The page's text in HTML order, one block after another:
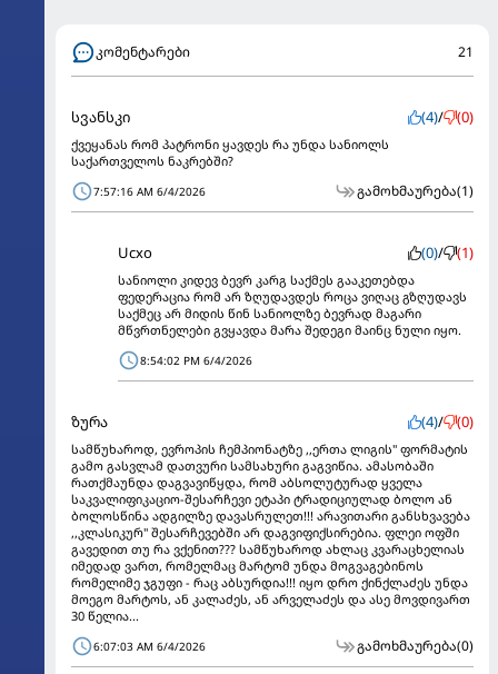
კომენტარები 21
სვანსკი (4)/ (0)
ქვეყანას რომ პატრონი ყავდეს რა უნდა სანიოლს
საქართველოს ნაკრებში?
7:57:16 AM 6/4/2026 გამოხმაურება(1)
Ucxo (0)/ (1)
სანიოლი კიდევ ბევრ კარგ საქმეს გააკეთებდა
ფედერაცია რომ არ ზღუდავდეს როცა ვიღაც გზღუდავს
საქმეც არ მიდის წინ სანიოლზე ბევრად მაგარი
მწვრთნელები გვყავდა მარა შედეგი მაინც ნული იყო.
8:54:02 PM 6/4/2026
ზურა (4)/ (0)
სამწუხაროდ, ევროპის ჩემპიონატზე ,,ერთა ლიგის'' ფორმატის
გამო გასვლამ დათვური სამსახური გაგვიწია. ამასობაში
რათქმაუნდა დაგვავიწყდა, რომ აბსოლუტურად ყველა
საკვალიფიკაციო-შესარჩევი ეტაპი ტრადიციულად ბოლო ან
ბოლოსწინა ადგილზე დავასრულეთ!!! არავითარი განსხვავება
,,კლასიკურ'' შესარჩევებში არ დაგვიფიქსირებია. ფლეი ოფში
გავედით თუ რა ვქენით??? სამწუხაროდ ახლაც კვარაცხელიას
იმედად ვართ, რომელმაც მარტომ უნდა მოგვაგებინოს
რომელიმე ჯგუფი - რაც აბსურდია!!! იყო დრო ქინქლაძეს უნდა
მოეგო მარტოს, ან კალაძეს, ან არველაძეს და ასე მოვდივართ
30 წელია...
6:07:03 AM 6/4/2026 გამოხმაურება(0)